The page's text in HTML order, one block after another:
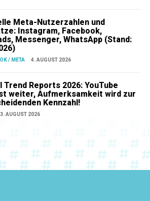
Meta-Nutzerzahlen und
Instagram, Facebook,
Messenger, WhatsApp (Stand:
/ META 4. AUGUST 2026
Trend Reports 2026: YouTube
weiter, Aufmerksamkeit wird zur
Kennzahl!
3. AUGUST 2026